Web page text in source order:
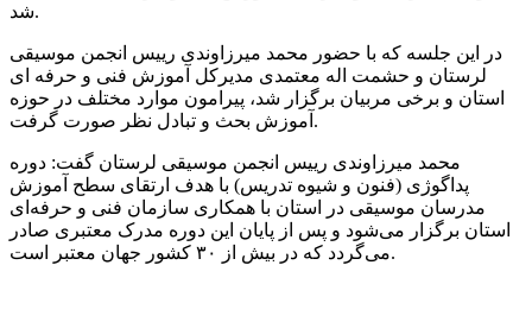
شد.
در این جلسه که با حضور محمد میرزاوندی رییس انجمن موسیقی
لرستان و حشمت اله معتمدی مدیرکل آموزش فنی و حرفه ای
استان و برخی مربیان برگزار شد، پیرامون موارد مختلف در حوزه
آموزش بحث و تبادل نظر صورت گرفت.
محمد میرزاوندی رییس انجمن موسیقی لرستان گفت: دوره
پداگوژی (فنون و شیوه تدریس) با هدف ارتقای سطح آموزش
مدرسان موسیقی در استان با همکاری سازمان فنی و حرفه‌ای
استان برگزار می‌شود و پس از پایان این دوره مدرک معتبری صادر
می‌گردد که در بیش از ۳۰ کشور جهان معتبر است.